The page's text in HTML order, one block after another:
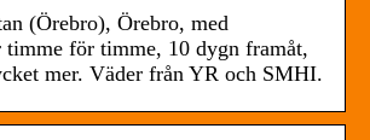
(Örebro), Örebro, med
timme för timme, 10 dygn framåt,
mer. Väder från YR och SMHI.